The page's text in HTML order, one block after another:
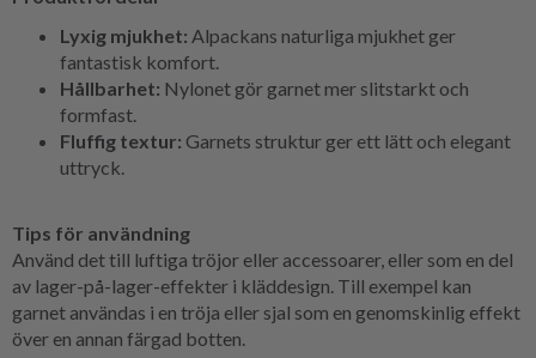
Lyxig mjukhet: Alpackans naturliga mjukhet ger
fantastisk komfort.
Hållbarhet: Nylonet gör garnet mer slitstarkt och
formfast.
Fluffig textur: Garnets struktur ger ett lätt och elegant
uttryck.
Tips för användning
Använd det till luftiga tröjor eller accessoarer, eller som en del
av lager-på-lager-effekter i kläddesign. Till exempel kan
garnet användas i en tröja eller sjal som en genomskinlig effekt
över en annan färgad botten.